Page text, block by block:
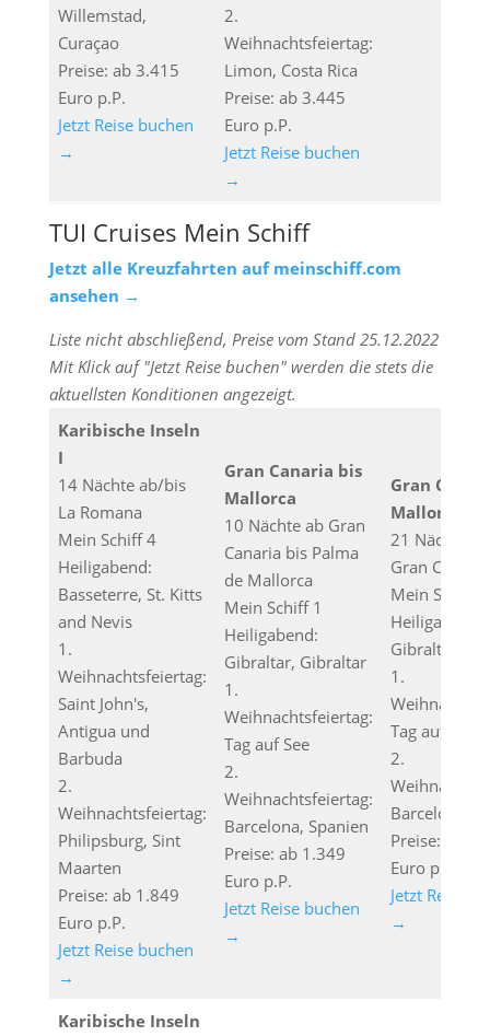
Willemstad,
Curaçao
Preise: ab 3.415
Euro p.P.
Jetzt Reise buchen
→
2.
Weihnachtsfeiertag:
Limon, Costa Rica
Preise: ab 3.445
Euro p.P.
Jetzt Reise buchen
→
TUI Cruises Mein Schiff
Jetzt alle Kreuzfahrten auf meinschiff.com
ansehen →
Liste nicht abschließend, Preise vom Stand 25.12.2022
Mit Klick auf "Jetzt Reise buchen" werden die stets die
aktuellsten Konditionen angezeigt.
Karibische Inseln
I
14 Nächte ab/bis
La Romana
Mein Schiff 4
Heiligabend:
Basseterre, St. Kitts
and Nevis
1.
Weihnachtsfeiertag:
Saint John's,
Antigua und
Barbuda
2.
Weihnachtsfeiertag:
Philipsburg, Sint
Maarten
Preise: ab 1.849
Euro p.P.
Jetzt Reise buchen
→
Gran Canaria bis
Mallorca
10 Nächte ab Gran
Canaria bis Palma
de Mallorca
Mein Schiff 1
Heiligabend:
Gibraltar, Gibraltar
1.
Weihnachtsfeiertag:
Tag auf See
2.
Weihnachtsfeiertag:
Barcelona, Spanien
Preise: ab 1.349
Euro p.P.
Jetzt Reise buchen
→
Gran
Mallorca
21 Nächte
Gran Canaria
Mein Schiff 1
Heiligabend:
Gibraltar,
1.
Tag auf See
2.
Barcelona,
Preise: ab
Euro p.P.
Jetzt Reise
→
Karibische Inseln